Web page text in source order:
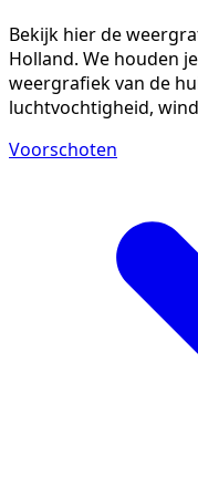
Bekijk hier de
Holland. We houden
weergrafiek van de
luchtvochtigheid,
Voorschoten